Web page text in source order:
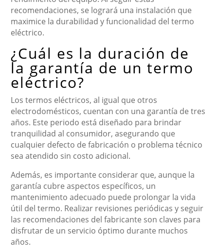
recomendaciones, se logrará una instalación que
maximice la durabilidad y funcionalidad del termo
eléctrico.
¿Cuál es la duración de
la garantía de un termo
eléctrico?
Los termos eléctricos, al igual que otros
electrodomésticos, cuentan con una garantía de tres
años. Este periodo está diseñado para brindar
tranquilidad al consumidor, asegurando que
cualquier defecto de fabricación o problema técnico
sea atendido sin costo adicional.
Además, es importante considerar que, aunque la
garantía cubre aspectos específicos, un
mantenimiento adecuado puede prolongar la vida
útil del termo. Realizar revisiones periódicas y seguir
las recomendaciones del fabricante son claves para
disfrutar de un servicio óptimo durante muchos
años.